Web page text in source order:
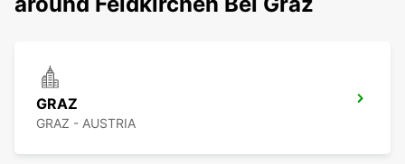
GRAZ
GRAZ - AUSTRIA